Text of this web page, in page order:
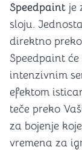
Speedpaint je
sloju.
direktno
Speedpaint
intenzivnim
efektom
teče preko
za bojenje
vremena za